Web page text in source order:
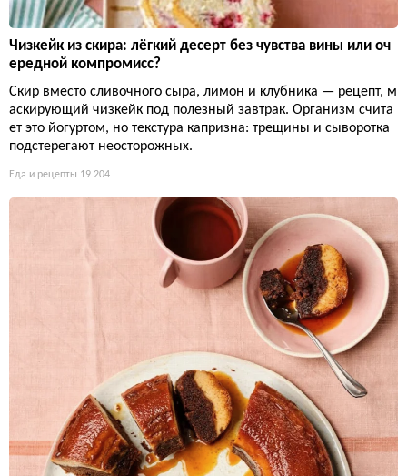
Чизкейк из скира: лёгкий десерт без чувства вины или оч
ередной компромисс?
Скир вместо сливочного сыра, лимон и клубника — рецепт, м
аскирующий чизкейк под полезный завтрак. Организм счита
ет это йогуртом, но текстура капризна: трещины и сыворотка
подстерегают неосторожных.
Еда и рецепты 19 204